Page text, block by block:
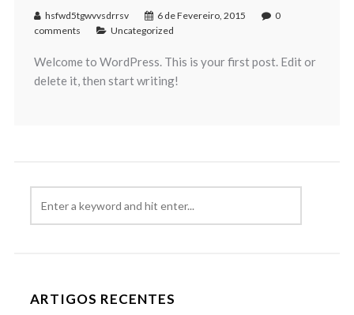
hsfwd5tgwvvsdrrsv 6 de Fevereiro, 2015
0
comments
Uncategorized
Welcome to WordPress. This is your first post. Edit or
delete it, then start writing!
ARTIGOS RECENTES